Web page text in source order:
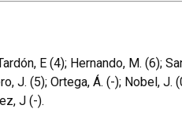
E (4); Hernando, M. (6);
J. (5); Ortega, Á. (-); Nobel, J.
J (-).